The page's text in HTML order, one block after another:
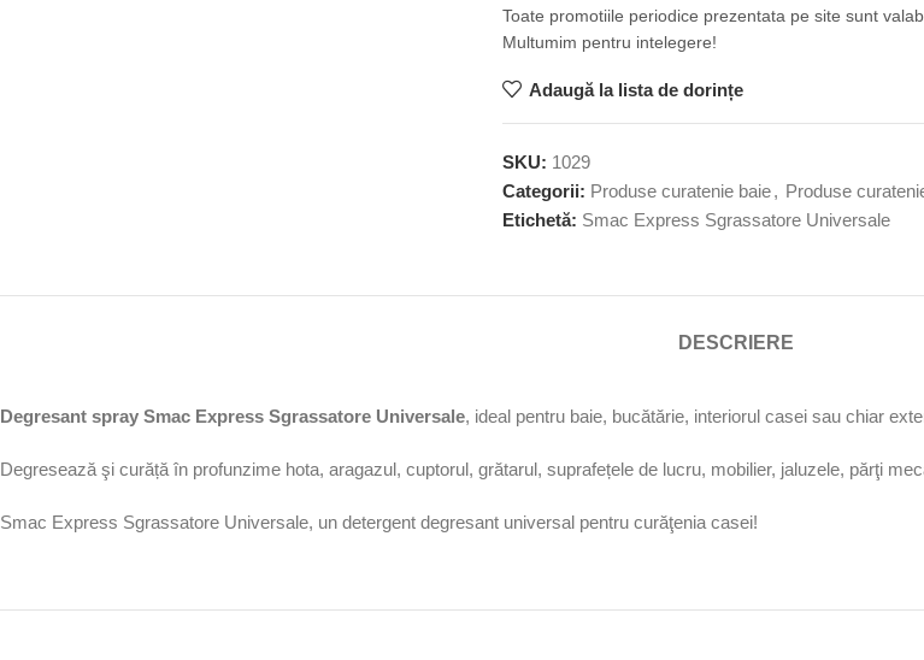
Toate promotiile periodice prezentata pe site sunt
Multumim pentru intelegere!
Adaugă la lista de dorințe
SKU: 1029
Categorii: Produse curatenie baie, Produse
Etichetă: Smac Express Sgrassatore Universale
DESCRIERE
Degresant spray Smac Express Sgrassatore Universale, ideal pentru baie, bucătărie, interiorul casei sau chiar
Degresează şi curăță în profunzime hota, aragazul, cuptorul, grătarul, suprafețele de lucru, mobilier, jaluzele, părţi
Smac Express Sgrassatore Universale, un detergent degresant universal pentru curăţenia casei!